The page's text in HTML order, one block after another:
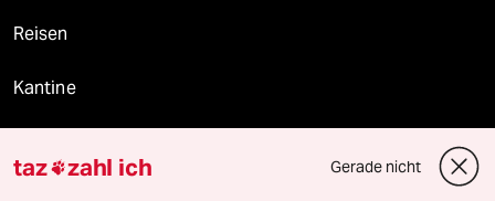
Reisen
Kantine
taz zahl ich Gerade nicht